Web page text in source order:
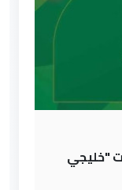
"خليجي